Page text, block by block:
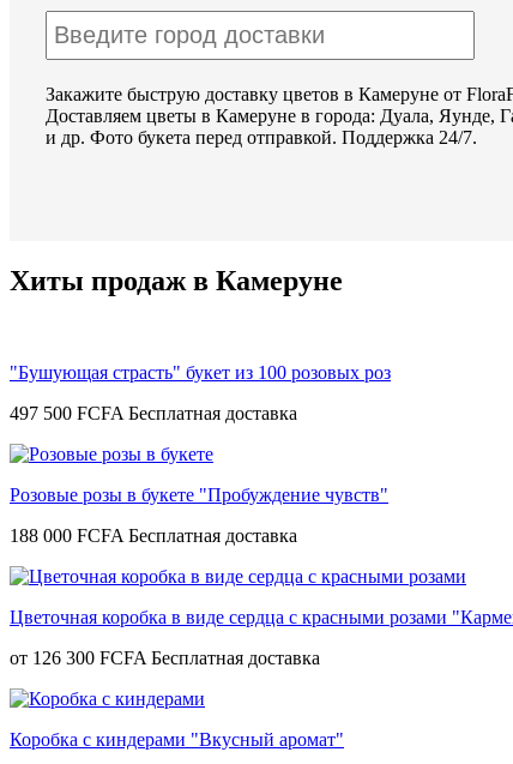
Закажите быструю доставку цветов в Камеруне от
Доставляем цветы в Камеруне в города: Дуала, Яунде,
и др. Фото букета перед отправкой. Поддержка 24/7.
Хиты продаж в Камеруне
"Бушующая страсть" букет из 100 розовых роз
497 500 FCFA
Розовые розы в букете "Пробуждение чувств"
188 000 FCFA
Цветочная коробка в виде сердца с красными розами
от 126 300 FCFA
Коробка с киндерами "Вкусный аромат"